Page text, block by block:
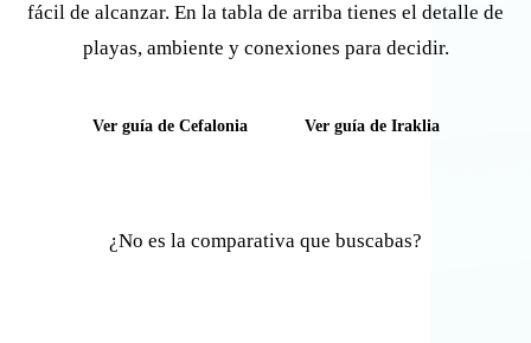
fácil de alcanzar. En la tabla de arriba tienes el detalle de
playas, ambiente y conexiones para decidir.
Ver guía de Cefalonia Ver guía de Iraklia
¿No es la comparativa que buscabas?